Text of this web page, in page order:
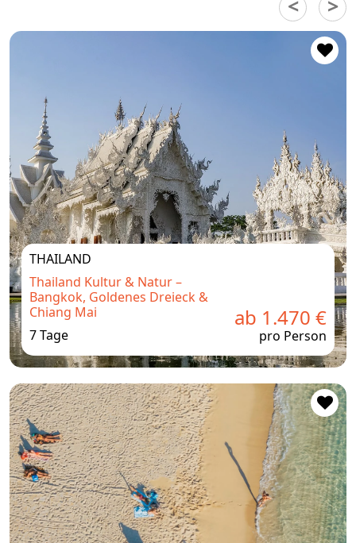
THAILAND
Thailand Kultur & Natur –
Bangkok, Goldenes Dreieck &
Chiang Mai
7 Tage
ab 1.470 €
pro Person